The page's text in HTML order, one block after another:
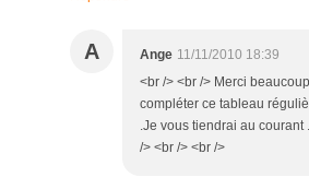
A Ange 11/11/2010 18:39
<br /> <br /> Merci
compléter ce tableau
.Je vous tiendrai au courant
/> <br /> <br />